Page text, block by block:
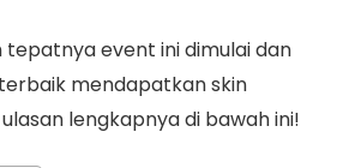
tepatnya event ini dimulai dan
mendapatkan skin
lengkapnya di bawah ini!